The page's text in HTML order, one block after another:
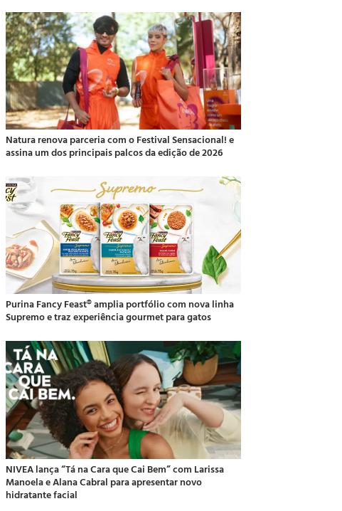
Natura renova parceria com o Festival Sensacional! e
assina um dos principais palcos da edição de 2026
Purina Fancy Feast® amplia portfólio com nova linha
Supremo e traz experiência gourmet para gatos
NIVEA lança “Tá na Cara que Cai Bem” com Larissa
Manoela e Alana Cabral para apresentar novo
hidratante facial